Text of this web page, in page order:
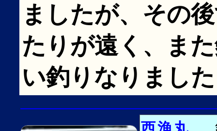
ましたが、その
たりが遠く、ま
い釣りなりまし